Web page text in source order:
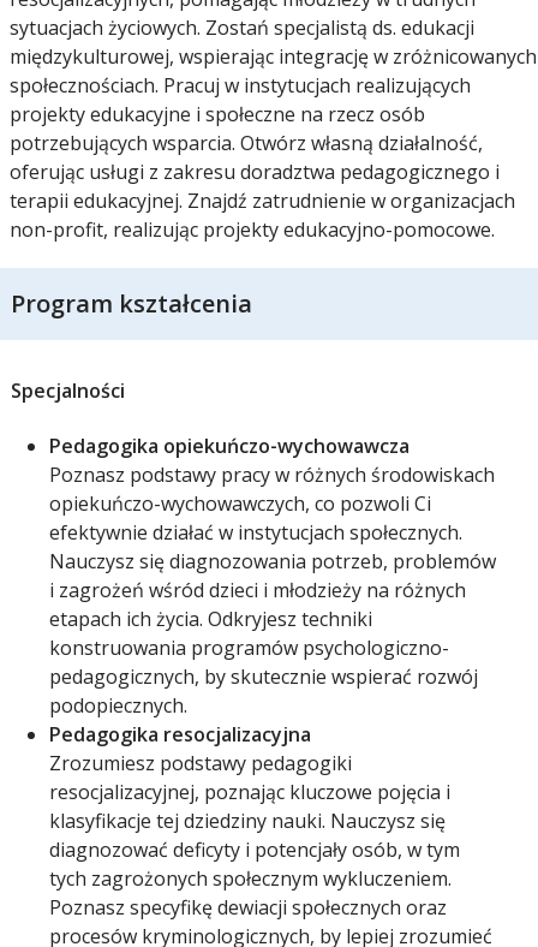
sytuacjach życiowych. Zostań specjalistą ds. edukacji
międzykulturowej, wspierając integrację w zróżnicowanych
społecznościach. Pracuj w instytucjach realizujących
projekty edukacyjne i społeczne na rzecz osób
potrzebujących wsparcia. Otwórz własną działalność,
oferując usługi z zakresu doradztwa pedagogicznego i
terapii edukacyjnej. Znajdź zatrudnienie w organizacjach
non-profit, realizując projekty edukacyjno-pomocowe.
Program kształcenia
Specjalności
Pedagogika opiekuńczo-wychowawcza
Poznasz podstawy pracy w różnych środowiskach
opiekuńczo-wychowawczych, co pozwoli Ci
efektywnie działać w instytucjach społecznych.
Nauczysz się diagnozowania potrzeb, problemów
i zagrożeń wśród dzieci i młodzieży na różnych
etapach ich życia. Odkryjesz techniki
konstruowania programów psychologiczno-
pedagogicznych, by skutecznie wspierać rozwój
podopiecznych.
Pedagogika resocjalizacyjna
Zrozumiesz podstawy pedagogiki
resocjalizacyjnej, poznając kluczowe pojęcia i
klasyfikacje tej dziedziny nauki. Nauczysz się
diagnozować deficyty i potencjały osób, w tym
tych zagrożonych społecznym wykluczeniem.
Poznasz specyfikę dewiacji społecznych oraz
procesów kryminologicznych, by lepiej zrozumieć